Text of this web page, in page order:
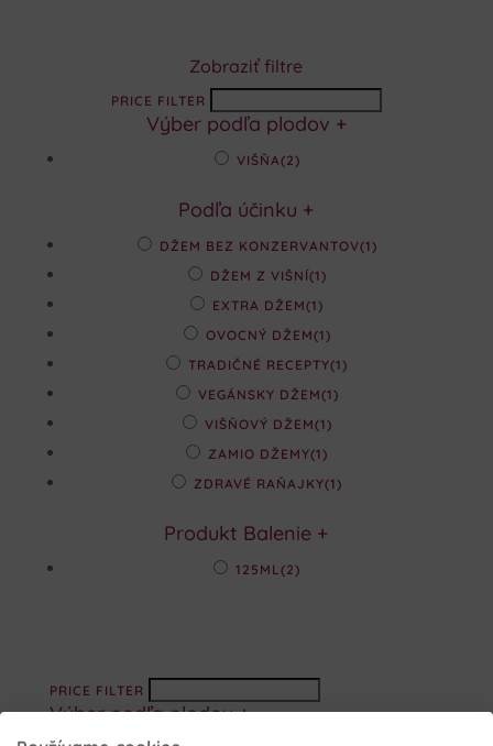
Zobraziť filtre
PRICE FILTER
Výber podľa plodov +
VIŠŇA(2)
Podľa účinku +
DŽEM BEZ KONZERVANTOV(1)
DŽEM Z VIŠNÍ(1)
EXTRA DŽEM(1)
OVOCNÝ DŽEM(1)
TRADIČNÉ RECEPTY(1)
VEGÁNSKY DŽEM(1)
VIŠŇOVÝ DŽEM(1)
ZAMIO DŽEMY(1)
ZDRAVÉ RAŇAJKY(1)
Produkt Balenie +
125ML(2)
PRICE FILTER
Výber podľa plodov+